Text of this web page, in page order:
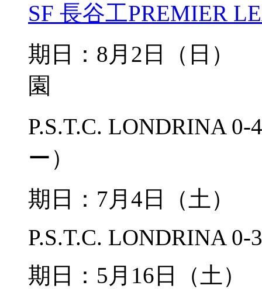
SF 長谷工PREMIER
期日：8月2日（日）
園
P.S.T.C. LONDRINA
ー）
期日：7月4日（土
P.S.T.C. LONDRINA 0-
期日：5月16日（土